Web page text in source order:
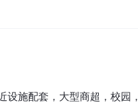
施配套，大型商超，校园